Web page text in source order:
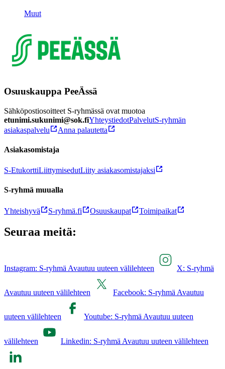
Muut
Osuuskauppa PeeÄssä
Sähköpostiosoitteet S-ryhmässä ovat muotoa
etunimi.sukunimi@sok.fiYhteystiedotPalvelutS-ryhmän
asiakaspalvelu
Anna palautetta
Asiakasomistaja
S-EtukorttiLiittymisedutLiity asiakasomistajaksi
S-ryhmä muualla
Yhteishyvä S-ryhmä.fi Osuuskaupat Toimipaikat
Seuraa meitä:
Instagram: S-ryhmä Avautuu uuteen välilehteen X: S-ryhmä
Avautuu uuteen välilehteen Facebook: S-ryhmä Avautuu
uuteen välilehteen Youtube: S-ryhmä Avautuu uuteen
välilehteen Linkedin: S-ryhmä Avautuu uuteen välilehteen